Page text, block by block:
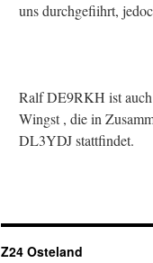
uns durchgeﬁihrt,
Ralf DE9RKH ist
Wingst , die in
DL3YDJ stattfindet.
Z24 Osteland